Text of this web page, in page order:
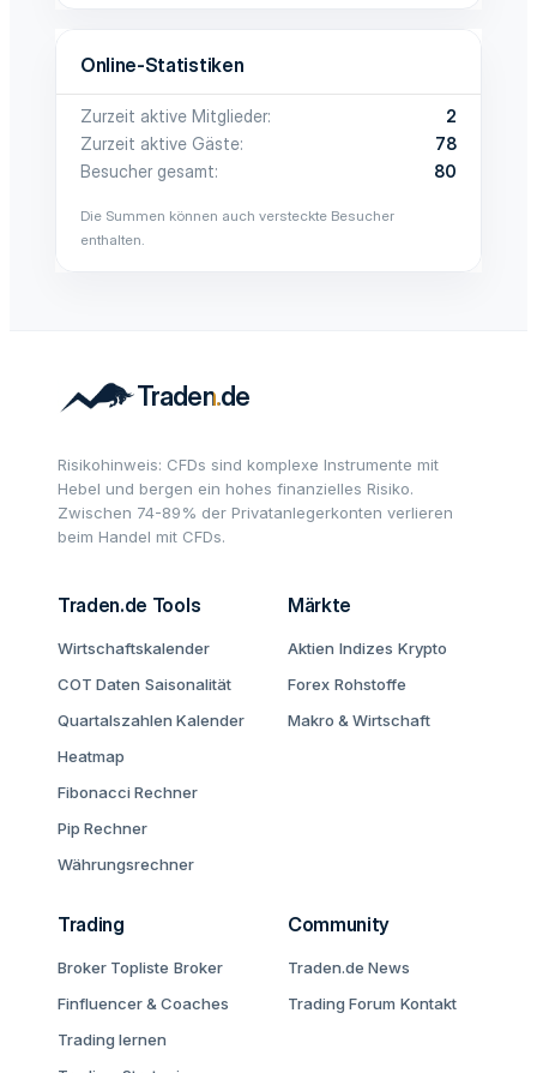
Online-Statistiken
Zurzeit aktive Mitglieder
2
Zurzeit aktive Gäste
78
Besucher gesamt
80
Die Summen können auch versteckte Besucher
enthalten.
Risikohinweis: CFDs sind komplexe Instrumente mit
Hebel und bergen ein hohes finanzielles Risiko.
Zwischen 74-89% der Privatanlegerkonten verlieren
beim Handel mit CFDs.
Traden.de Tools
Wirtschaftskalender
COT Daten Saisonalität
Quartalszahlen Kalender
Heatmap
Fibonacci Rechner
Pip Rechner
Währungsrechner
Märkte
Aktien Indizes Krypto
Forex Rohstoffe
Makro & Wirtschaft
Trading
Broker Topliste Broker
Finfluencer & Coaches
Trading lernen
Community
Traden.de News
Trading Forum Kontakt